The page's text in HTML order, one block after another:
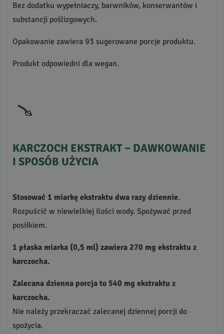
Bez dodatku wypełniaczy, barwników, konserwantów i
substancji poślizgowych.
Opakowanie zawiera 93 sugerowane porcje produktu.
Produkt odpowiedni dla wegan.
KARCZOCH EKSTRAKT– DAWKOWANIE
I SPOSÓB UŻYCIA
Stosować 1 miarkę ekstraktu dwa razy dziennie.
Rozpuścić w niewielkiej ilości wody. Spożywać przed
posiłkiem.
1 płaska miarka (0,5 ml) zawiera 270 mg ekstraktu z
karczocha.
Zalecana dzienna porcja to 540 mg ekstraktu z
karczocha.
Nie należy przekraczać zalecanej dziennej porcji do
spożycia.